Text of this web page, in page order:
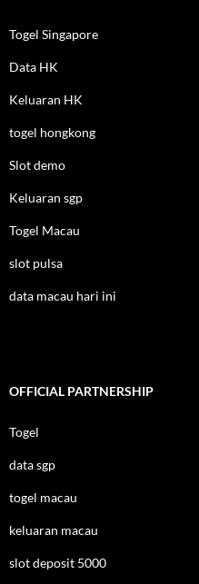
Togel Singapore
Data HK
Keluaran HK
togel hongkong
Slot demo
Keluaran sgp
Togel Macau
slot pulsa
data macau hari ini
OFFICIAL PARTNERSHIP
Togel
data sgp
togel macau
keluaran macau
slot deposit 5000